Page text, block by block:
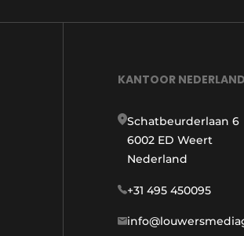
KANTOOR NEDERLAND
Schatbeurderlaan 6
6002 ED Weert
Nederland
+31 495 450095